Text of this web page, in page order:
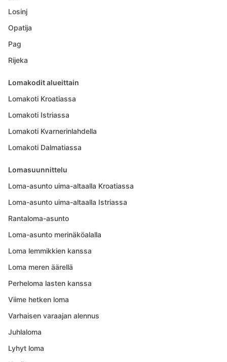
Losinj
Opatija
Pag
Rijeka
Lomakodit alueittain
Lomakoti Kroatiassa
Lomakoti Istriassa
Lomakoti Kvarnerinlahdella
Lomakoti Dalmatiassa
Lomasuunnittelu
Loma-asunto uima-altaalla Kroatiassa
Loma-asunto uima-altaalla Istriassa
Rantaloma-asunto
Loma-asunto merinäköalalla
Loma lemmikkien kanssa
Loma meren äärellä
Perheloma lasten kanssa
Viime hetken loma
Varhaisen varaajan alennus
Juhlaloma
Lyhyt loma